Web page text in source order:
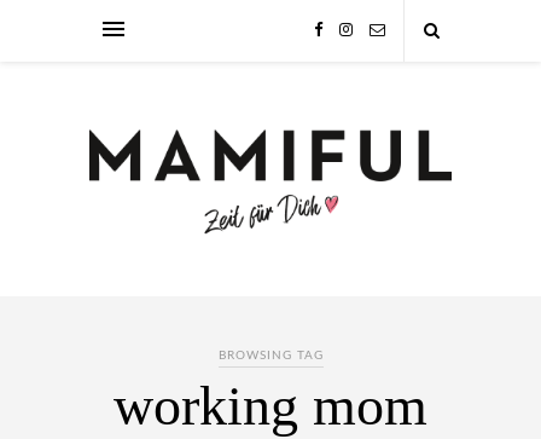
BROWSING TAG
working mom